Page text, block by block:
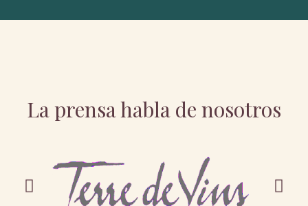
La prensa habla de nosotros